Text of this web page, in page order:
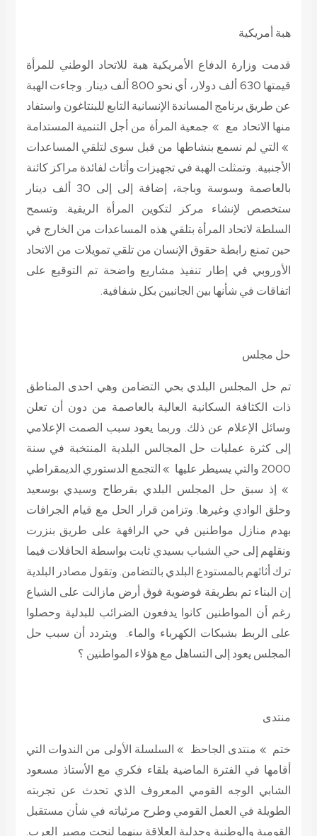
هبة أمريكية
قدمت وزارة الدفاع الأمريكية هبة للاتحاد الوطني للمرأة
قيمتها 630 ألف دولار، أي نحو 800 ألف دينار. وجاءت الهبة
عن طريق برنامج المساندة الإنسانية التابع للبنتاغون واستفاد
منها الاتحاد مع » جمعية المرأة من أجل التنمية المستدامة
» التي لم نسمع بنشاطها من قبل سوى لتلقي المساعدات
الأجنبية. وتمثلت الهبة في تجهيزات وأثاث لفائدة مراكز كائنة
بالعاصمة وسوسة وباجة، إضافة إلى إلى 30 ألف دينار
ستخصص لإنشاء مركز لتكوين المرأة الريفية. وتسمح
السلطة لاتحاد المرأة بتلقي هذه المساعدات من الخارج في
حين تمنع رابطة حقوق الإنسان من تلقي تمويلات من الاتحاد
الأوروبي في إطار تنفيذ مشاريع واضحة تم التوقيع على
اتفاقات في شأنها بين الجانبين بكل شفافية.
حل مجلس
تم حل المجلس البلدي بحي التضامن وهي احدى المناطق
ذات الكثافة السكانية العالية بالعاصمة من دون أن تعلن
وسائل الإعلام عن ذلك. وربما يعود سبب الصمت الإعلامي
إلى كثرة عمليات حل المجالس البلدية المنتخبة في سنة
2000 والتي يسيطر عليها » التجمع الدستوري الديمقراطي
» إذ سبق حل المجلس البلدي بقرطاج وسيدي بوسعيد
وحلق الوادي وغيرها. وتزامن قرار الحل مع قيام الجرافات
بهدم منازل مواطنين في حي الرافهة على طريق بنزرت
ونقلهم إلى حي الشباب بسيدي ثابت بواسطة الحافلات فيما
ترك أثاثهم بالمستودع البلدي بالتضامن. وتقول مصادر البلدية
إن البناء تم بطريقة فوضوية فوق أرض مازالت على الشياع
رغم أن المواطنين كانوا يدفعون الضرائب للبدلية وحصلوا
على الربط بشبكات الكهرباء والماء. ويتردد أن سبب حل
المجلس يعود إلى التساهل مع هؤلاء المواطنين ؟
منتدى
ختم » منتدى الجاحظ » السلسلة الأولى من الندوات التي
أقامها في الفترة الماضية بلقاء فكري مع الأستاذ مسعود
الشابي الوجه القومي المعروف الذي تحدث عن تجربته
الطويلة في العمل القومي وطرح مرئياته في شأن مستقبل
القومية والوطنية وجدلية العلاقة بينهما لنحت مصير العرب.